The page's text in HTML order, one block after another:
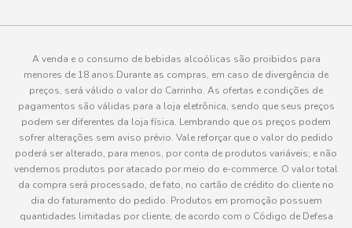
A venda e o consumo de bebidas alcoólicas são proibidos para
menores de 18 anos.Durante as compras, em caso de divergência de
preços, será válido o valor do Carrinho. As ofertas e condições de
pagamentos são válidas para a loja eletrônica, sendo que seus preços
podem ser diferentes da loja física. Lembrando que os preços podem
sofrer alterações sem aviso prévio. Vale reforçar que o valor do pedido
poderá ser alterado, para menos, por conta de produtos variáveis; e não
vendemos produtos por atacado por meio do e-commerce. O valor total
da compra será processado, de fato, no cartão de crédito do cliente no
dia do faturamento do pedido. Produtos em promoção possuem
quantidades limitadas por cliente, de acordo com o Código de Defesa